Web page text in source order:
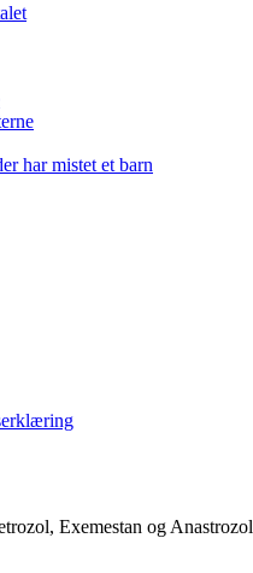
har mistet et barn
Exemestan og Anastrozol